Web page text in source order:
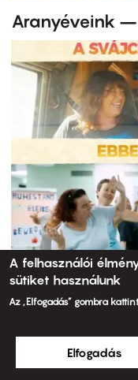
Aranyéveink –
A felhasználói
sütiket használunk
Az „Elfogadás” gombra
Elfogadás